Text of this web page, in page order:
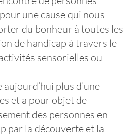
une cause qui nous
du bonheur à toutes les
de handicap à travers le
sensorielles ou
aujourd’hui plus d’une
et a pour objet de
des personnes en
par la découverte et la